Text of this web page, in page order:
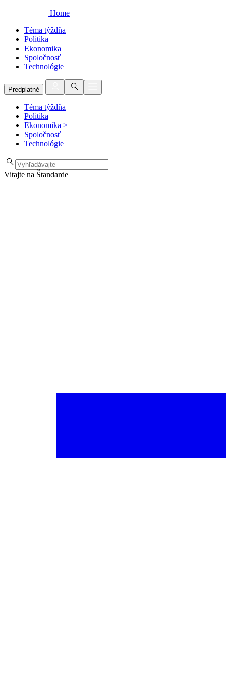
Home
Téma týždňa
Politika
Ekonomika
Spoločnosť
Technológie
Predplatné
Téma týždňa
Politika
Ekonomika >
Spoločnosť
Technológie
Vitajte na Štandarde